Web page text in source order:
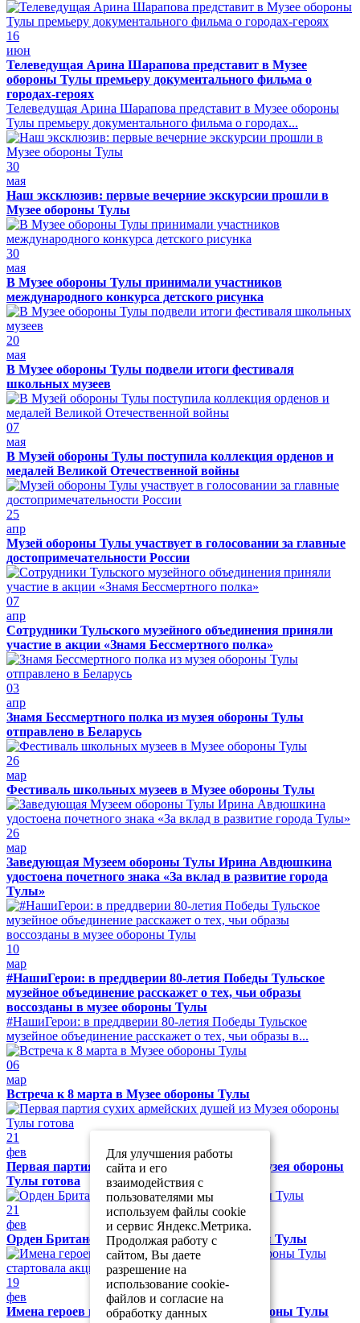
16
июн
Телеведущая Арина Шарапова представит в Музее
обороны Тулы премьеру документального фильма о
городах-героях
Телеведущая Арина Шарапова представит в Музее обороны
Тулы премьеру документального фильма о городах...
30
мая
Наш эксклюзив: первые вечерние экскурсии прошли в
Музее обороны Тулы
30
мая
В Музее обороны Тулы принимали участников
международного конкурса детского рисунка
20
мая
В Музее обороны Тулы подвели итоги фестиваля
школьных музеев
07
мая
В Музей обороны Тулы поступила коллекция орденов и
медалей Великой Отечественной войны
25
апр
Музей обороны Тулы участвует в голосовании за главные
достопримечательности России
07
апр
Сотрудники Тульского музейного объединения приняли
участие в акции «Знамя Бессмертного полка»
03
апр
Знамя Бессмертного полка из музея обороны Тулы
отправлено в Беларусь
26
мар
Фестиваль школьных музеев в Музее обороны Тулы
26
мар
Заведующая Музеем обороны Тулы Ирина Авдюшкина
удостоена почетного знака «За вклад в развитие города
Тулы»
10
мар
#НашиГерои: в преддверии 80-летия Победы Тульское
музейное объединение расскажет о тех, чьи образы
воссозданы в музее обороны Тулы
#НашиГерои: в преддверии 80-летия Победы Тульское
музейное объединение расскажет о тех, чьи образы в...
06
мар
Встреча к 8 марта в Музее обороны Тулы
21
фев
Первая партия сухих армейских душей из Музея обороны
Тулы готова
21
фев
Орден Британской империи в Музее обороны Тулы
19
фев
Имена героев на одном полотне: в музее обороны Тулы
Для улучшения работы
сайта и его
взаимодействия с
пользователями мы
используем файлы cookie
и сервис Яндекс.Метрика.
Продолжая работу с
сайтом, Вы даете
разрешение на
использование cookie-
файлов и согласие на
обработку данных